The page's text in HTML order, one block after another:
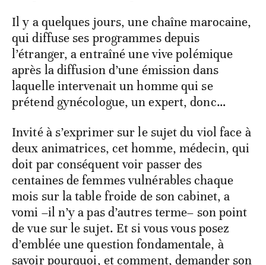
Il y a quelques jours, une chaîne marocaine,
qui diffuse ses programmes depuis
l’étranger, a entraîné une vive polémique
après la diffusion d’une émission dans
laquelle intervenait un homme qui se
prétend gynécologue, un expert, donc…
Invité à s’exprimer sur le sujet du viol face à
deux animatrices, cet homme, médecin, qui
doit par conséquent voir passer des
centaines de femmes vulnérables chaque
mois sur la table froide de son cabinet, a
vomi –il n’y a pas d’autres terme– son point
de vue sur le sujet. Et si vous vous posez
d’emblée une question fondamentale, à
savoir pourquoi, et comment, demander son